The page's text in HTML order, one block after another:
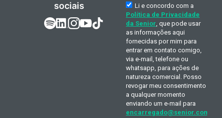
sociais